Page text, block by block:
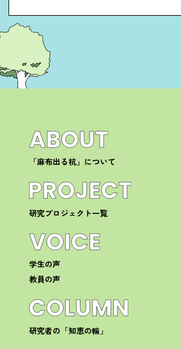
「麻布出る杭」について
研究プロジェクト一覧
学生の声
教員の声
研究者の「知恵の輪」